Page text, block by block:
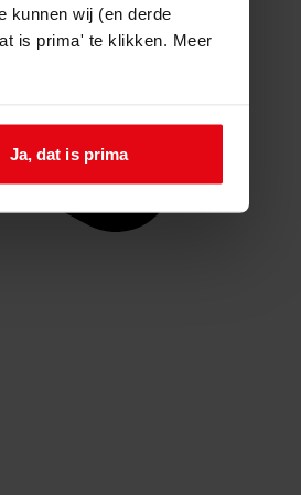
kunnen wij (en derde
is prima' te klikken. Meer
Ja, dat is prima